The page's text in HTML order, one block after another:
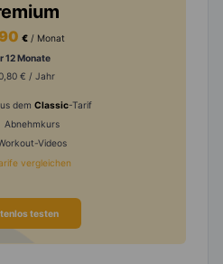
€ / Monat
12 Monate
€ / Jahr
dem Classic-Tarif
Abnehmkurs
Videos
vergleichen
testen